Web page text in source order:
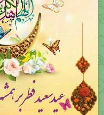
عیــد سعیـد فطـر مبـارکــ بـاد ...